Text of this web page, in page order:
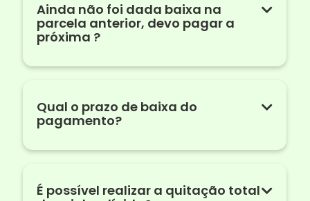
Ainda não foi dada baixa na
parcela anterior, devo pagar a
próxima ?
Qual o prazo de baixa do
pagamento?
É possível realizar a quitação total